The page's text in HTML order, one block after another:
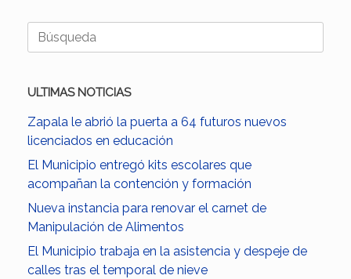
Buscar:
ULTIMAS NOTICIAS
Zapala le abrió la puerta a 64 futuros nuevos
licenciados en educación
El Municipio entregó kits escolares que
acompañan la contención y formación
Nueva instancia para renovar el carnet de
Manipulación de Alimentos
El Municipio trabaja en la asistencia y despeje de
calles tras el temporal de nieve